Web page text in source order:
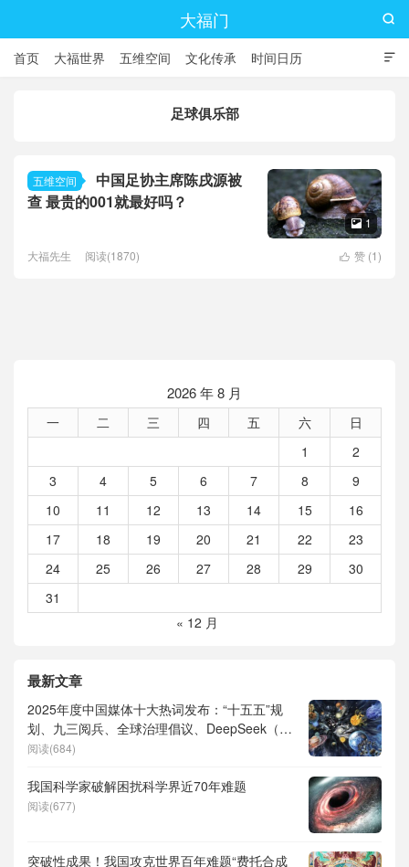
大福门

首页 大福世界 五维空间 文化传承 时间日历

足球俱乐部
五维空间
中国足协主席陈戌源被
查 最贵的001就最好吗？
 1
 赞 (1)
大福先生 阅读(1870)
2026 年 8 月
一 二 三 四 五 六
日
1
2
3
4 5 6 7 8
9
10
11 12 13 14 15
16
17
18 19 20 21 22
23
24
25 26 27 28 29
30
31
« 12 月
最新文章
2025年度中国媒体十大热词发布：“十五五”规
划、九三阅兵、全球治理倡议、DeepSeek（深
度求索）、人形机器人、苏超、票根经济、育
阅读(684)
我国科学家破解困扰科学界近70年难题
阅读(677)
突破性成果！我国攻克世界百年难题“费托合成